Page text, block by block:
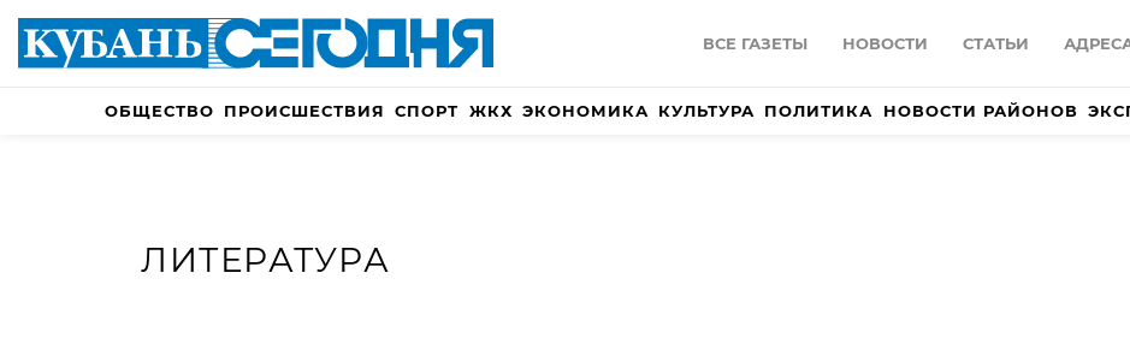
ВСЕ ГАЗЕТЫ НОВОСТИ СТАТЬИ
ОБЩЕСТВО ПРОИСШЕСТВИЯ СПОРТ ЖКХ ЭКОНОМИКА КУЛЬТУРА ПОЛИТИКА НОВОСТИ РАЙОНОВ
ЛИТЕРАТУРА